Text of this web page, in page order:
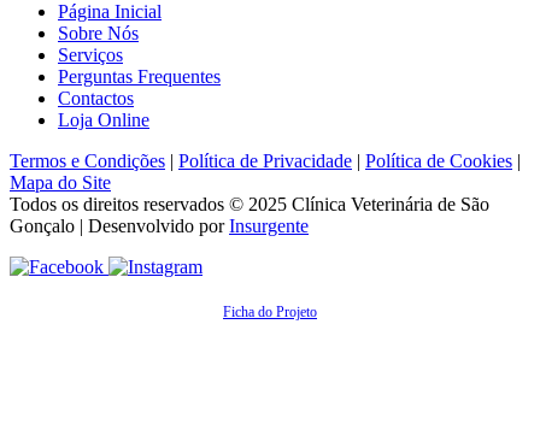
Página Inicial
Sobre Nós
Serviços
Perguntas Frequentes
Contactos
Loja Online
Termos e Condições | Política de Privacidade | Política de Cookies |
Mapa do Site
Todos os direitos reservados © 2025 Clínica Veterinária de São
Gonçalo | Desenvolvido porInsurgente
Ficha do Projeto